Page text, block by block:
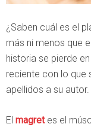
¿Saben cuál es el
más ni menos que el
historia se pierde
reciente con lo que
apellidos a su autor.
El magret es el